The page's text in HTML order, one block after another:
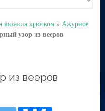
вязания крючком » Ажурное
узор из вееров
из вееров